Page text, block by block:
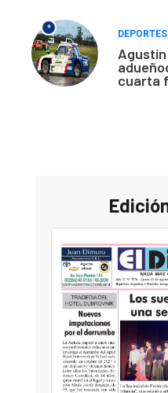
*
DEPORTES
cuarta